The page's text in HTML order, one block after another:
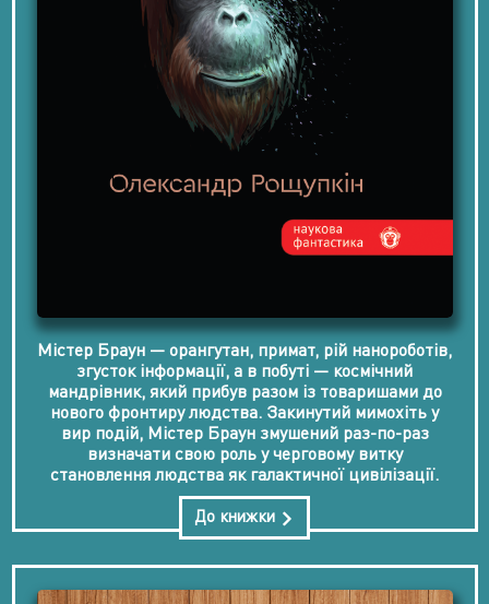
Містер Браун — орангутан, примат, рій нанороботів,
згусток інформації, а в побуті — космічний
мандрівник, який прибув разом із товаришами до
нового фронтиру людства. Закинутий мимохіть у
вир подій, Містер Браун змушений раз-по-раз
визначати свою роль у черговому витку
становлення людства як галактичної цивілізації.
До книжки